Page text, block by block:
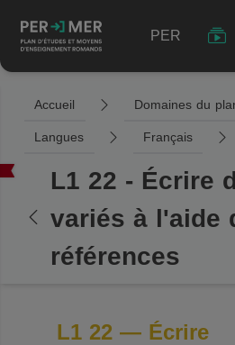
PER
Accueil Domaines du
Langues Français
L1 22 - Écrire
variés à l'aide
références
L1 22 — Écrire